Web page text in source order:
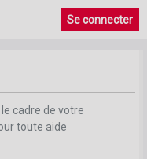
Se connecter
cadre de votre
toute aide